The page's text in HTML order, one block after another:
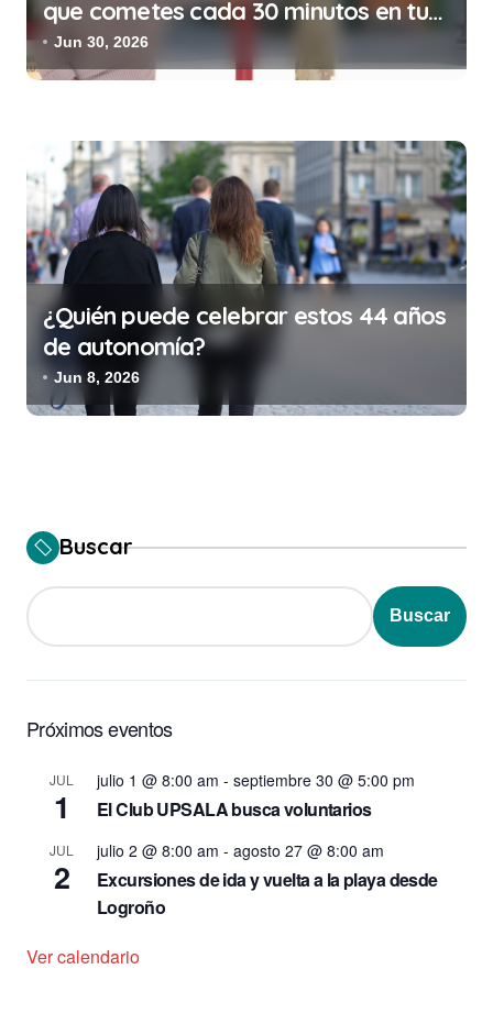
que cometes cada 30 minutos en tu
trabajo (y la ilegalidad que te puede
costar la vida)
Jun 30, 2026
¿Quién puede celebrar estos 44 años
de autonomía?
Jun 8, 2026
Buscar
Buscar
Próximos eventos
JUL
1
julio 1 @ 8:00 am - septiembre 30 @ 5:00 pm
El Club UPSALA busca voluntarios
JUL
2
julio 2 @ 8:00 am - agosto 27 @ 8:00 am
Excursiones de ida y vuelta a la playa desde
Logroño
Ver calendario